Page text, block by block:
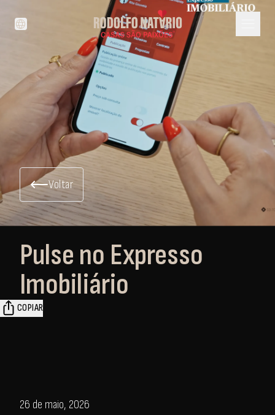
language
Voltar
Pulse no Expresso
Imobiliário
COPIAR
26 de maio, 2026